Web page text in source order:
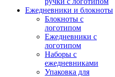
Ежедневники и блокноты
Блокноты с
логотипом
Ежедневники с
логотипом
Наборы с
ежедневниками
Упаковка для